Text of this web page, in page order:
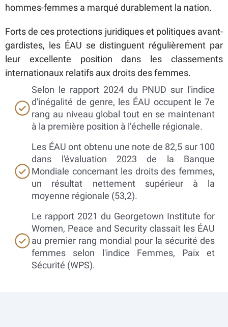
hommes-femmes a marqué durablement la nation.
Forts de ces protections juridiques et politiques avant-
gardistes, les ÉAU se distinguent régulièrement par
leur excellente position dans les classements
internationaux relatifs aux droits des femmes.
Selon le rapport 2024 du PNUD sur l'indice
d'inégalité de genre, les ÉAU occupent le 7e
rang au niveau global tout en se maintenant
à la première position à l’échelle régionale.
Les ÉAU ont obtenu une note de 82,5 sur 100
dans l'évaluation 2023 de la Banque
Mondiale concernant les droits des femmes,
un résultat nettement supérieur à la
moyenne régionale (53,2).
Le rapport 2021 du Georgetown Institute for
Women, Peace and Security classait les ÉAU
au premier rang mondial pour la sécurité des
femmes selon l'indice Femmes, Paix et
Sécurité (WPS).